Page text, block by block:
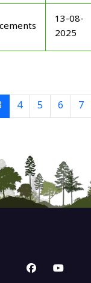
13-08-
2025
4 5 6 7